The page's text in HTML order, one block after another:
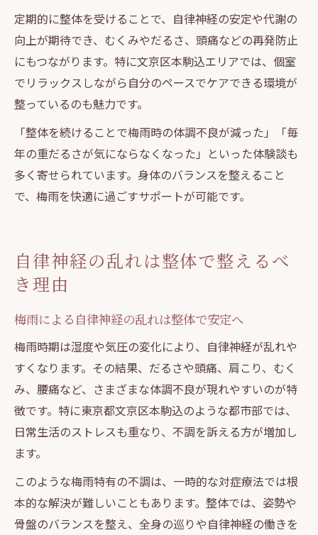
定期的に整体を受けることで、自律神経の安定や代謝の
向上が期待でき、むくみやだるさ、頭痛などの再発防止
にもつながります。特に文京区本駒込エリアでは、個室
でリラックスしながら自分のペースでケアできる環境が
整っているのも魅力です。
「整体を続けることで梅雨時の体調不良が減った」「毎
年の重だるさが気にならなくなった」といった体験談も
多く寄せられています。身体のバランスを整えること
で、梅雨を快適に過ごすサポートが可能です。
自律神経の乱れは整体で整えるべ
き理由
梅雨による自律神経の乱れは整体で安定へ
梅雨時期は湿度や気圧の変化により、自律神経が乱れや
すくなります。その結果、だるさや頭痛、肩こり、むく
み、腰痛など、さまざまな体調不良が現れやすいのが特
徴です。特に東京都文京区本駒込のような都市部では、
日常生活のストレスも重なり、不調を訴える方が増加し
ます。
このような梅雨特有の不調は、一時的な対症療法では根
本的な解決が難しいこともあります。整体では、姿勢や
骨盤のバランスを整え、全身の巡りや自律神経の働きを